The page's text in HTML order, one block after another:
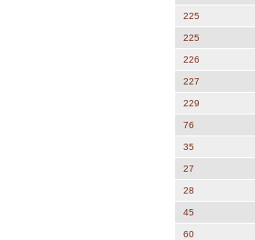
225
225
226
227
229
76
35
27
28
45
60